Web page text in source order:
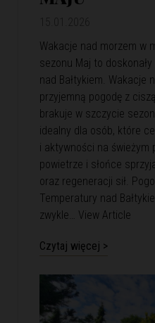
Wakacje nad morzem w
sezonu Maj to
nad Bałtykiem. Wakacje
przyjemną pogodę z
brakuje w szczycie
idealny dla osób, które
i aktywności na świeżym
powietrze i słońce
oraz regeneracji sił.
Temperatury nad
zwykle… View Article
Czytaj więcej >